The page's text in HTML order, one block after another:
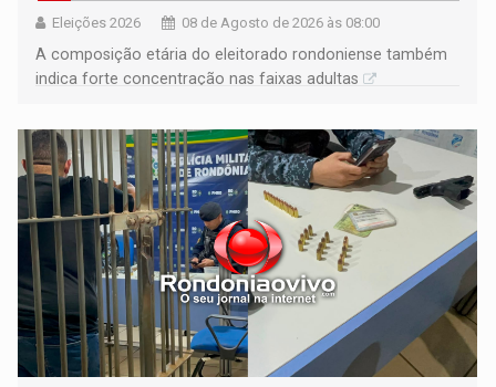
Eleições 2026 08 de Agosto de 2026 às 08:00
A composição etária do eleitorado rondoniense também
indica forte concentração nas faixas adultas